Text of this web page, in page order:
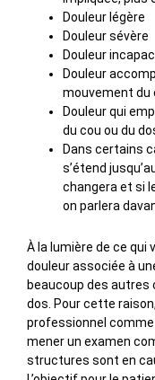
Douleur légère
Douleur sévère
Douleur
Douleur
mouvement du
Douleur qui
du cou ou du
Dans certains
s’étend
changera et si
on parlera
À la lumière de ce qui
douleur associée à
beaucoup des autres
dos. Pour cette
professionnel
mener un examen
structures sont en